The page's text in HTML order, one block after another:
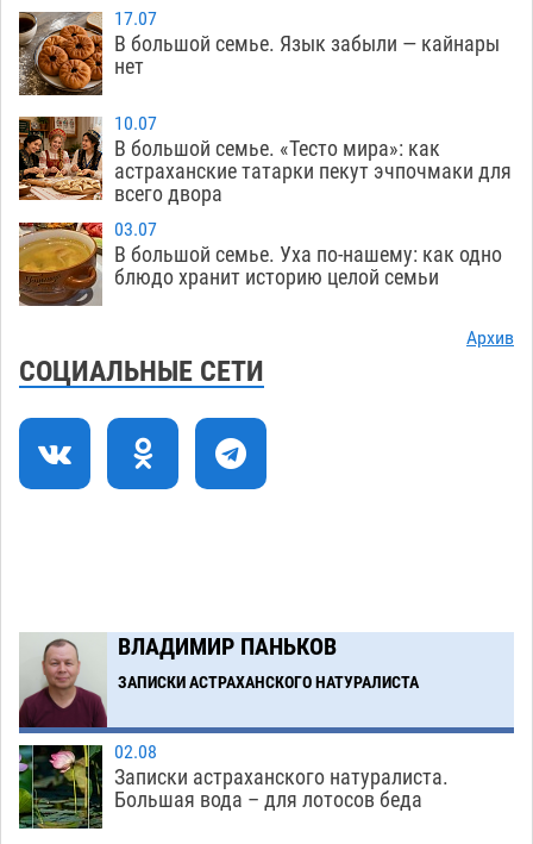
10:51
Фаворитская ноша: астраханские
гандболисты крупно проиграли пермякам
09:00
Лидеры чеченской диаспоры в Астрахани
осудили выходку молодого лихача с улицы
Никольской
18:00
Завтра астраханцы проведут день в режиме
экстремальной температурной нагрузки
Астраханский котлован с мусором угрожает
плодородию Харабалинского района
16:24
Игорь Редькин проинспектировал
коммунальную готовность астраханского
астраханской логистической компании в 400
тысяч рублей
17.07
В большой семье. Язык забыли — кайнары
нет
10.07
В большой семье. «Тесто мира»: как
астраханские татарки пекут эчпочмаки для
всего двора
03.07
В большой семье. Уха по-нашему: как одно
блюдо хранит историю целой семьи
Архив
СОЦИАЛЬНЫЕ СЕТИ
ВЛАДИМИР ПАНЬКОВ
ЗАПИСКИ АСТРАХАНСКОГО НАТУРАЛИСТА
02.08
Записки астраханского натуралиста.
Большая вода – для лотосов беда